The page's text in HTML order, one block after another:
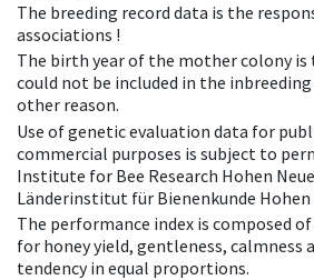
The breeding record data is the
associations !
The birth year of the mother colony
could not be included in the
other reason.
Use of genetic evaluation data for
commercial purposes is subject to
Institute for Bee Research Hohen
Länderinstitut für Bienenkunde Hohen
The performance index is composed
for honey yield, gentleness, calmness
tendency in equal proportions.